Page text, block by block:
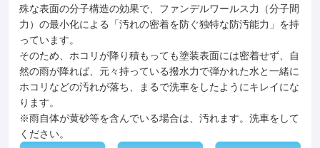
殊な表面の分子構造の効果で、ファンデルワールス力（分子間
力）の最小化による「汚れの密着を防ぐ独特な防汚能力」を持
っています。
そのため、ホコリが降り積もっても塗装表面には密着せず、自
然の雨が降れば、元々持っている撥水力で弾かれた水と一緒に
ホコリなどの汚れが落ち、まるで洗車をしたようにキレイにな
ります。
※雨自体が黄砂等を含んでいる場合は、汚れます。洗車をして
ください。